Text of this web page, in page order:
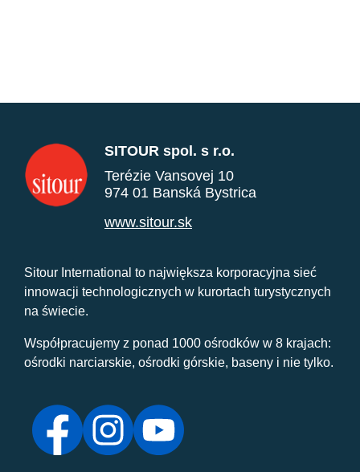
SITOUR spol. s r.o.
Terézie Vansovej 10
974 01 Banská Bystrica
www.sitour.sk
Sitour International to największa korporacyjna sieć
innowacji technologicznych w kurortach turystycznych
na świecie.
Współpracujemy z ponad 1000 ośrodków w 8 krajach:
ośrodki narciarskie, ośrodki górskie, baseny i nie tylko.